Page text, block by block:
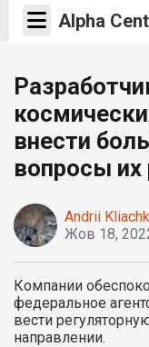
Alpha
внести
вопросы их
Andrii
Жов 18,
Компании
федеральное
вести
направлении.